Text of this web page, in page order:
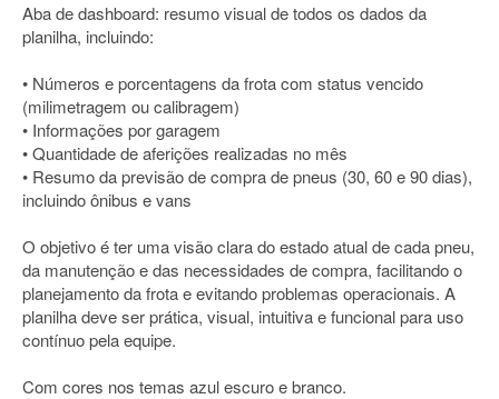
Aba de dashboard: resumo visual de todos os dados da
planilha, incluindo:
• Números e porcentagens da frota com status vencido
(milimetragem ou calibragem)
• Informações por garagem
• Quantidade de aferições realizadas no mês
• Resumo da previsão de compra de pneus (30, 60 e 90 dias),
incluindo ônibus e vans
O objetivo é ter uma visão clara do estado atual de cada pneu,
da manutenção e das necessidades de compra, facilitando o
planejamento da frota e evitando problemas operacionais. A
planilha deve ser prática, visual, intuitiva e funcional para uso
contínuo pela equipe.
Com cores nos temas azul escuro e branco.